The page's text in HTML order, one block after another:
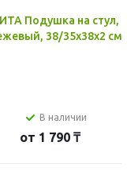
Подушка на стул,
38/35x38x2 см
В наличии
от 1 790 ₸